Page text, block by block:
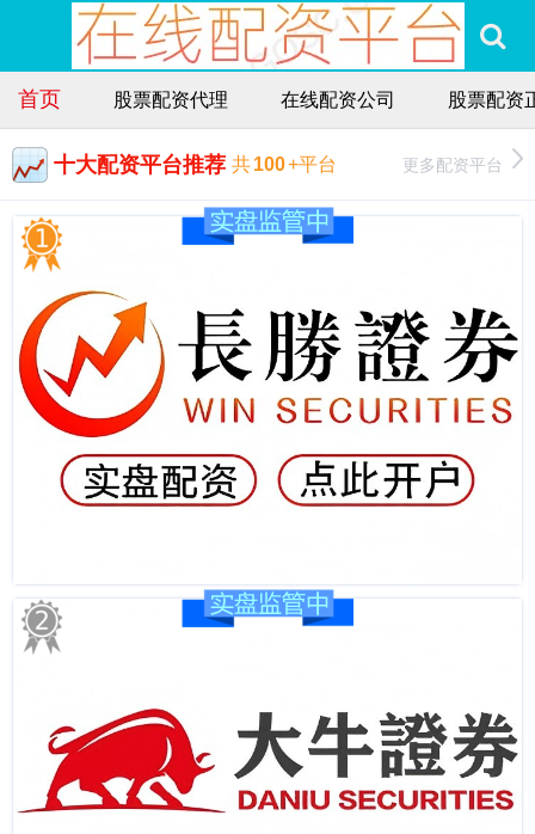
首页 股票配资代理 在线配资公司 股票配资
十大配资平台推荐 共100+平台 更多配资平台